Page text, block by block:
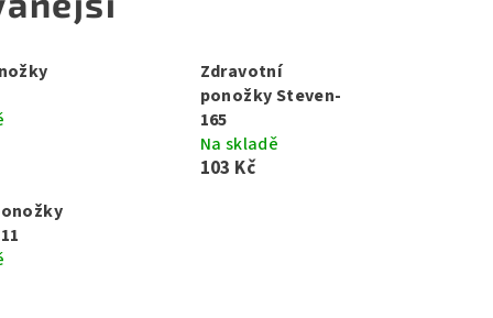
Zdravotní
ponožky Steven-
165
Na skladě
103 Kč